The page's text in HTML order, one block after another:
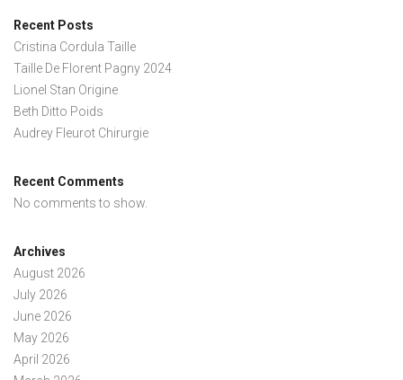
Recent Posts
Cristina Cordula Taille
Taille De Florent Pagny 2024
Lionel Stan Origine
Beth Ditto Poids
Audrey Fleurot Chirurgie
Recent Comments
No comments to show.
Archives
August 2026
July 2026
June 2026
May 2026
April 2026